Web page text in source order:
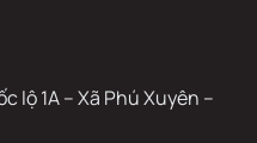
lộ 1A – Xã Phú Xuyên –